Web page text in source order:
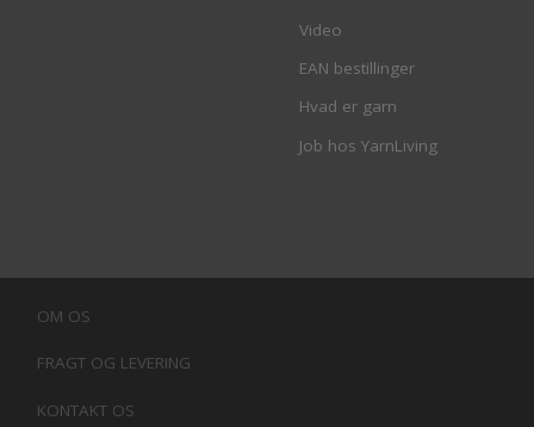
Video
EAN bestillinger
Hvad er garn
Job hos YarnLiving
OM OS
FRAGT OG LEVERING
KONTAKT OS